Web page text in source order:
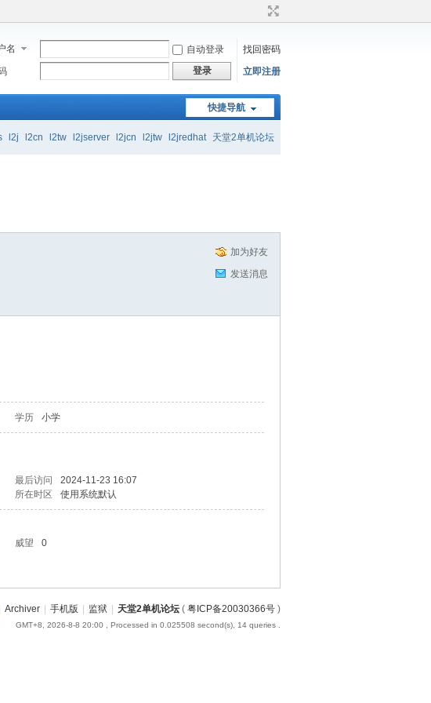
名 自动登录
找回密码
登录 立即注册
快捷导航
l2j l2cn l2tw l2jserver l2jcn l2jtw l2jredhat 天堂2单机论坛
一起交流学习
一起交流学习
加为好友
发送消息
学历 小学
最后访问
2024-11-23 16:07
所在时区 使用系统默认
威望
0
Archiver | 手机版 | 监狱 | 天堂2单机论坛 ( 粤ICP备20030366号 )
GMT+8, 2026-8-8 20:00 , Processed in 0.025508 second(s), 14 queries .